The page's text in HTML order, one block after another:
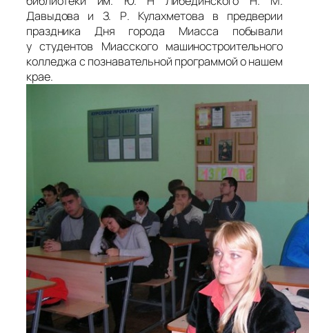
Давыдова и З. Р. Кулахметова в предверии
праздника Дня города Миасса побывали
у студентов Миасского машиностроительного
колледжа с познавательной программой о нашем
крае.